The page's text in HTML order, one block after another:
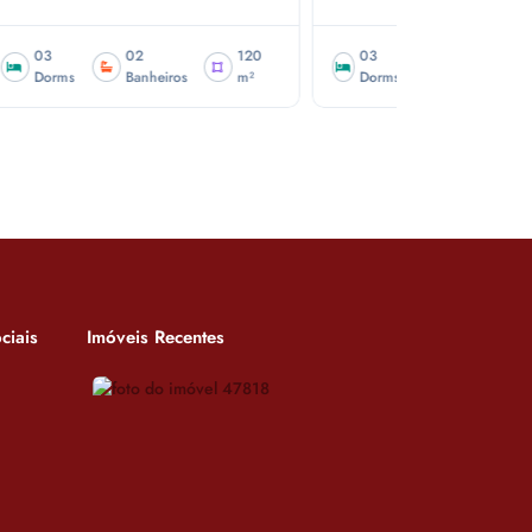
120
m²
03
Dorms
03
Banheiros
144
m²
Imóveis Recentes